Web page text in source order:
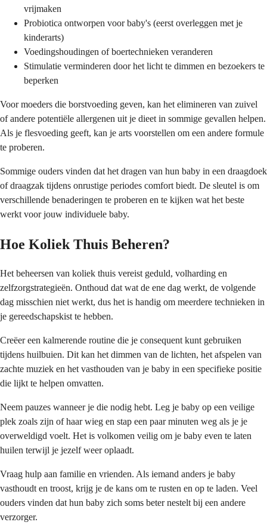
vrijmaken
Probiotica ontworpen voor baby's (eerst overleggen met je
kinderarts)
Voedingshoudingen of boertechnieken veranderen
Stimulatie verminderen door het licht te dimmen en bezoekers te
beperken
Voor moeders die borstvoeding geven, kan het elimineren van zuivel
of andere potentiële allergenen uit je dieet in sommige gevallen helpen.
Als je flesvoeding geeft, kan je arts voorstellen om een andere formule
te proberen.
Sommige ouders vinden dat het dragen van hun baby in een draagdoek
of draagzak tijdens onrustige periodes comfort biedt. De sleutel is om
verschillende benaderingen te proberen en te kijken wat het beste
werkt voor jouw individuele baby.
Hoe Koliek Thuis Beheren?
Het beheersen van koliek thuis vereist geduld, volharding en
zelfzorgstrategieën. Onthoud dat wat de ene dag werkt, de volgende
dag misschien niet werkt, dus het is handig om meerdere technieken in
je gereedschapskist te hebben.
Creëer een kalmerende routine die je consequent kunt gebruiken
tijdens huilbuien. Dit kan het dimmen van de lichten, het afspelen van
zachte muziek en het vasthouden van je baby in een specifieke positie
die lijkt te helpen omvatten.
Neem pauzes wanneer je die nodig hebt. Leg je baby op een veilige
plek zoals zijn of haar wieg en stap een paar minuten weg als je je
overweldigd voelt. Het is volkomen veilig om je baby even te laten
huilen terwijl je jezelf weer oplaadt.
Vraag hulp aan familie en vrienden. Als iemand anders je baby
vasthoudt en troost, krijg je de kans om te rusten en op te laden. Veel
ouders vinden dat hun baby zich soms beter nestelt bij een andere
verzorger.